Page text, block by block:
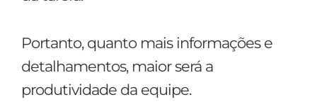
Portanto, quanto mais informações e
detalhamentos, maior será a
produtividade da equipe.